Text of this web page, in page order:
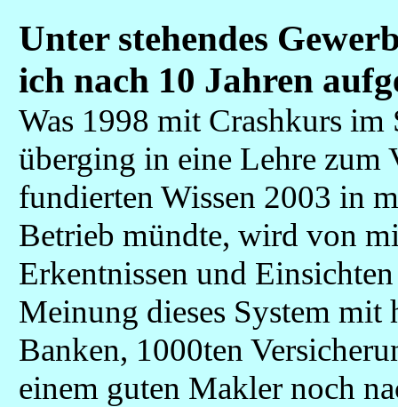
Unter stehendes
ich nach 10 Jahren
Was 1998 mit Crashkurs
überging in eine Lehre zum
fundierten Wissen 2003 in
Betrieb mündte, wird von
Erkentnissen und
Meinung dieses System mit
Banken, 1000ten
einem guten Makler noch